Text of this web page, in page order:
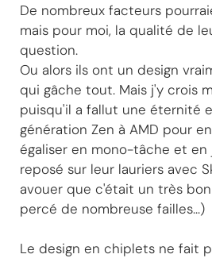
De nombreux facteurs
mais pour moi, la qualité de
question.
Ou alors ils ont un design
qui gâche tout. Mais j'y crois
puisqu'il a fallut une éternité
génération Zen à AMD pour
égaliser en mono-tâche et en
reposé sur leur lauriers avec
avouer que c'était un très
percé de nombreuse failles...)
Le design en chiplets ne fait